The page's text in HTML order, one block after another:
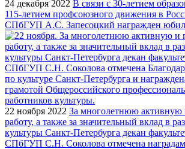
24 декабря 2022 В связи с 30-летием
115-летием профсоюзного движения в
СПбГУП А.С. Запесоцкий награжден
22 ноября 2022 За многолетнюю активную
работу, а также за значительный вклад в
культуры Санкт-Петербурга декан
СПбГУП С.Н. Соколова отмечена